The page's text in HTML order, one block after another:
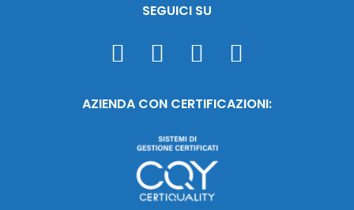
SEGUICI SU
AZIENDA CON CERTIFICAZIONI: